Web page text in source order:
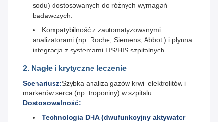
sodu) dostosowanych do różnych wymagań
badawczych.
Kompatybilność z zautomatyzowanymi
analizatorami (np. Roche, Siemens, Abbott) i płynna
integracja z systemami LIS/HIS szpitalnych.
2. Nagłe i krytyczne leczenie
Scenariusz:Szybka analiza gazów krwi, elektrolitów i
markerów serca (np. troponiny) w szpitalu.
Dostosowalność:
Technologia DHA (dwufunkcyjny aktywator